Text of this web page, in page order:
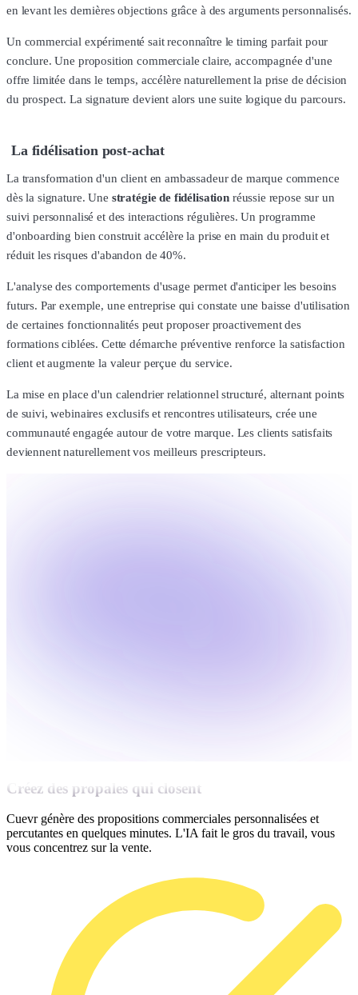
en levant les dernières objections grâce à des arguments personnalisés.
Un commercial expérimenté sait reconnaître le timing parfait pour
conclure. Une proposition commerciale claire, accompagnée d'une
offre limitée dans le temps, accélère naturellement la prise de décision
du prospect. La signature devient alors une suite logique du parcours.
La fidélisation post-achat
La transformation d'un client en ambassadeur de marque commence
dès la signature. Une stratégie de fidélisationréussie repose sur un
suivi personnalisé et des interactions régulières. Un programme
d'onboarding bien construit accélère la prise en main du produit et
réduit les risques d'abandon de 40%.
L'analyse des comportements d'usage permet d'anticiper les besoins
futurs. Par exemple, une entreprise qui constate une baisse d'utilisation
de certaines fonctionnalités peut proposer proactivement des
formations ciblées. Cette démarche préventive renforce la satisfaction
client et augmente la valeur perçue du service.
La mise en place d'un calendrier relationnel structuré, alternant points
de suivi, webinaires exclusifs et rencontres utilisateurs, crée une
communauté engagée autour de votre marque. Les clients satisfaits
deviennent naturellement vos meilleurs prescripteurs.
Créez des propales qui closent
Cuevr génère des propositions commerciales personnalisées et
percutantes en quelques minutes. L'IA fait le gros du travail, vous
vous concentrez sur la vente.